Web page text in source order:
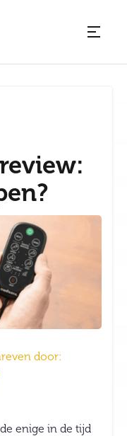
door:
enige in de tijd